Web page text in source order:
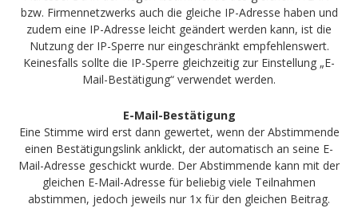
bzw. Firmennetzwerks auch die gleiche IP-Adresse haben und
zudem eine IP-Adresse leicht geändert werden kann, ist die
Nutzung der IP-Sperre nur eingeschränkt empfehlenswert.
Keinesfalls sollte die IP-Sperre gleichzeitig zur Einstellung „E-
Mail-Bestätigung“ verwendet werden.
E-Mail-Bestätigung
Eine Stimme wird erst dann gewertet, wenn der Abstimmende
einen Bestätigungslink anklickt, der automatisch an seine E-
Mail-Adresse geschickt wurde. Der Abstimmende kann mit der
gleichen E-Mail-Adresse für beliebig viele Teilnahmen
abstimmen, jedoch jeweils nur 1x für den gleichen Beitrag.